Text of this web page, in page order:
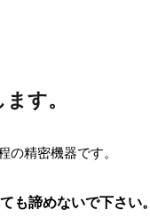
す。
の精密機器です。
も諦めないで下さい。